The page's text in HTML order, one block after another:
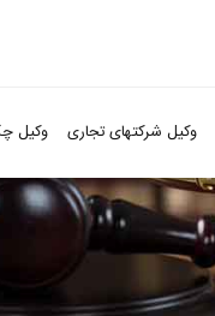
وکیل شرکتهای تجاری وکیل